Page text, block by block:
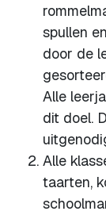
spullen
door de
Alle
dit doel.
Alle
taarten,